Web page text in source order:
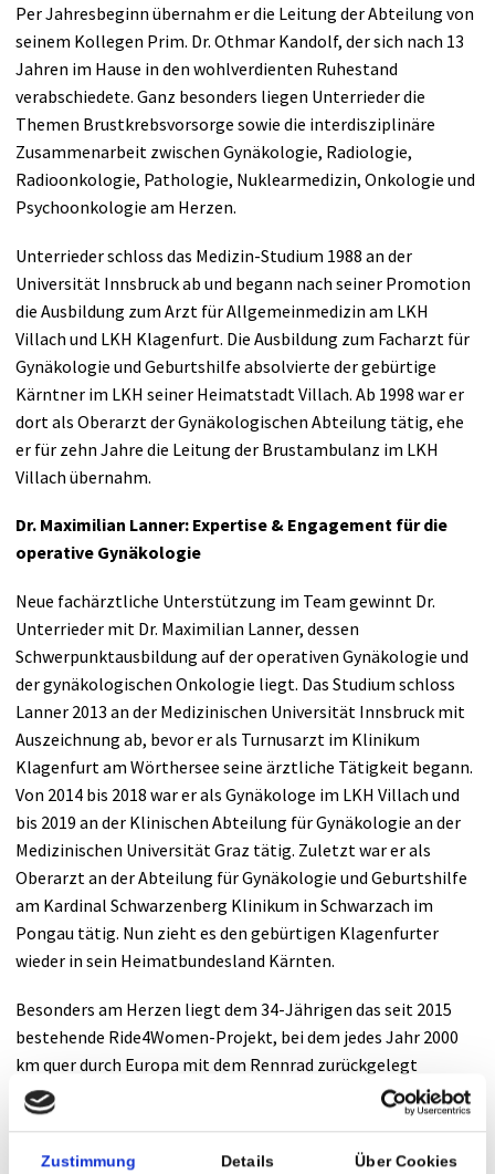
Zustimmung Details Über Cookies
Per Jahresbeginn übernahm er die Leitung der Abteilung von
seinem Kollegen Prim. Dr. Othmar Kandolf, der sich nach 13
Jahren im Hause in den wohlverdienten Ruhestand
verabschiedete. Ganz besonders liegen Unterrieder die
Themen Brustkrebsvorsorge sowie die interdisziplinäre
Zusammenarbeit zwischen Gynäkologie, Radiologie,
Radioonkologie, Pathologie, Nuklearmedizin, Onkologie und
Psychoonkologie am Herzen.
Unterrieder schloss das Medizin-Studium 1988 an der
Universität Innsbruck ab und begann nach seiner Promotion
die Ausbildung zum Arzt für Allgemeinmedizin am LKH
Villach und LKH Klagenfurt. Die Ausbildung zum Facharzt für
Gynäkologie und Geburtshilfe absolvierte der gebürtige
Kärntner im LKH seiner Heimatstadt Villach. Ab 1998 war er
dort als Oberarzt der Gynäkologischen Abteilung tätig, ehe
er für zehn Jahre die Leitung der Brustambulanz im LKH
Villach übernahm.
Dr. Maximilian Lanner: Expertise & Engagement für die
operative Gynäkologie
Neue fachärztliche Unterstützung im Team gewinnt Dr.
Unterrieder mit Dr. Maximilian Lanner, dessen
Schwerpunktausbildung auf der operativen Gynäkologie und
der gynäkologischen Onkologie liegt. Das Studium schloss
Lanner 2013 an der Medizinischen Universität Innsbruck mit
Auszeichnung ab, bevor er als Turnusarzt im Klinikum
Klagenfurt am Wörthersee seine ärztliche Tätigkeit begann.
Von 2014 bis 2018 war er als Gynäkologe im LKH Villach und
bis 2019 an der Klinischen Abteilung für Gynäkologie an der
Medizinischen Universität Graz tätig. Zuletzt war er als
Oberarzt an der Abteilung für Gynäkologie und Geburtshilfe
am Kardinal Schwarzenberg Klinikum in Schwarzach im
Pongau tätig. Nun zieht es den gebürtigen Klagenfurter
wieder in sein Heimatbundesland Kärnten.
Besonders am Herzen liegt dem 34-Jährigen das seit 2015
bestehende Ride4Women-Projekt, bei dem jedes Jahr 2000
km quer durch Europa mit dem Rennrad zurückgelegt
werden, um über weibliche Tumorerkrankungen wie
Eierstock-, Gebärmutterhals-, oder Gebärmutterkrebs und
deren Prävention aufzuklären. Auch sein Engagement im